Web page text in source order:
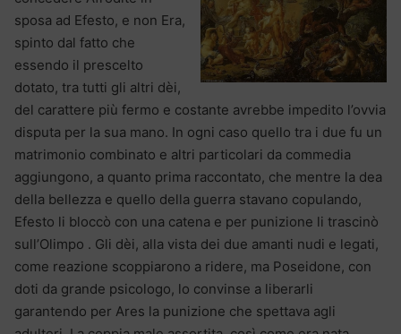
sposa ad Efesto, e non Era,
spinto dal fatto che
essendo il prescelto
dotato, tra tutti gli altri dèi,
del carattere più fermo e costante avrebbe impedito l’ovvia
disputa per la sua mano. In ogni caso quello tra i due fu un
matrimonio combinato e altri particolari da commedia
aggiungono, a quanto prima raccontato, che mentre la dea
della bellezza e quello della guerra stavano copulando,
Efesto li bloccò con una catena e per punizione li trascinò
sull’Olimpo . Gli dèi, alla vista dei due amanti nudi e legati,
come reazione scoppiarono a ridere, ma Poseidone, con
doti da grande psicologo, lo convinse a liberarli
garantendo per Ares la punizione che spettava agli